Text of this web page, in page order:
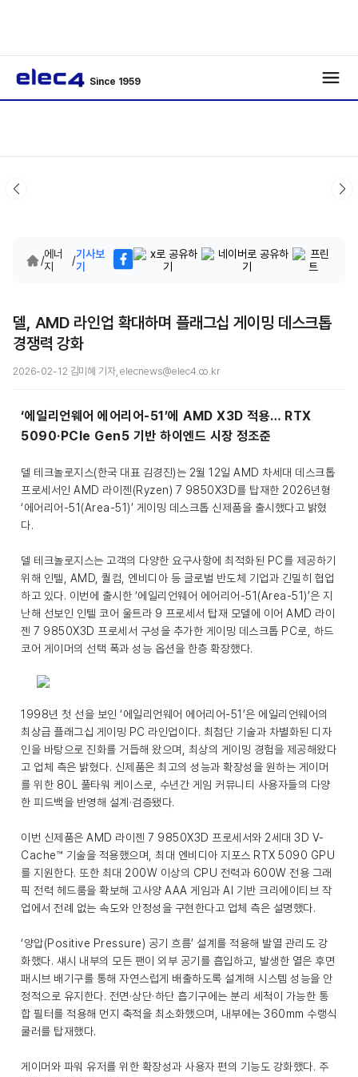
Since 1959
/에너
지
/기사보
기
델, AMD 라인업 확대하며 플래그십 게이밍 데스크톱
경쟁력 강화
2026-02-12 김미혜 기자, elecnews@elec4.co.kr
‘에일리언웨어 에어리어-51’에 AMD X3D 적용… RTX
5090·PCIe Gen5 기반 하이엔드 시장 정조준
델 테크놀로지스(한국 대표 김경진)는 2월 12일 AMD 차세대 데스크톱
프로세서인 AMD 라이젠(Ryzen) 7 9850X3D를 탑재한 2026년형
‘에어리어-51(Area-51)’ 게이밍 데스크톱 신제품을 출시했다고 밝혔
다.
델 테크놀로지스는 고객의 다양한 요구사항에 최적화된 PC를 제공하기
위해 인텔, AMD, 퀄컴, 엔비디아 등 글로벌 반도체 기업과 긴밀히 협업
하고 있다. 이번에 출시한 ‘에일리언웨어 에어리어-51(Area-51)’은 지
난해 선보인 인텔 코어 울트라 9 프로세서 탑재 모델에 이어 AMD 라이
젠 7 9850X3D 프로세서 구성을 추가한 게이밍 데스크톱 PC로, 하드
코어 게이머의 선택 폭과 성능 옵션을 한층 확장했다.
1998년 첫 선을 보인 ‘에일리언웨어 에어리어-51’은 에일리언웨어의
최상급 플래그십 게이밍 PC 라인업이다. 최첨단 기술과 차별화된 디자
인을 바탕으로 진화를 거듭해 왔으며, 최상의 게이밍 경험을 제공해왔다
고 업체 측은 밝혔다. 신제품은 최고의 성능과 확장성을 원하는 게이머
를 위한 80L 풀타워 케이스로, 수년간 게임 커뮤니티 사용자들의 다양
한 피드백을 반영해 설계·검증됐다.
이번 신제품은 AMD 라이젠 7 9850X3D 프로세서와 2세대 3D V-
Cache™ 기술을 적용했으며, 최대 엔비디아 지포스 RTX 5090 GPU
를 지원한다. 또한 최대 200W 이상의 CPU 전력과 600W 전용 그래
픽 전력 헤드룸을 확보해 고사양 AAA 게임과 AI 기반 크리에이티브 작
업에서 전례 없는 속도와 안정성을 구현한다고 업체 측은 설명했다.
‘양압(Positive Pressure) 공기 흐름’ 설계를 적용해 발열 관리도 강
화했다. 섀시 내부의 모든 팬이 외부 공기를 흡입하고, 발생한 열은 후면
패시브 배기구를 통해 자연스럽게 배출하도록 설계해 시스템 성능을 안
정적으로 유지한다. 전면·상단·하단 흡기구에는 분리 세척이 가능한 통
합 필터를 적용해 먼지 축적을 최소화했으며, 내부에는 360mm 수랭식
쿨러를 탑재했다.
게이머와 파워 유저를 위한 확장성과 사용자 편의 기능도 강화했다. 주